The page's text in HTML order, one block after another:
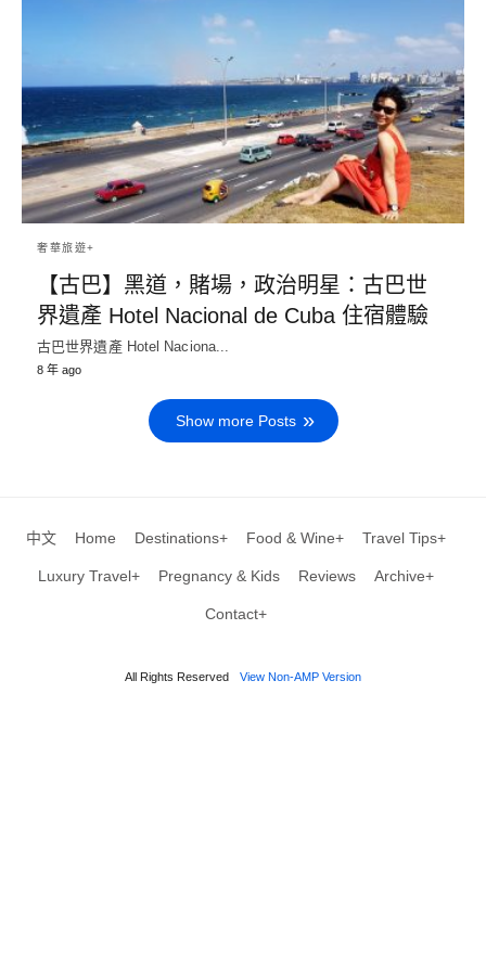
奢華旅遊+
【古巴】黑道，賭場，政治明星：古巴世
界遺產 Hotel Nacional de Cuba 住宿體驗
古巴世界遺產 Hotel Naciona...
8 年 ago
Show more Posts
中文 Home Destinations+ Food & Wine+ Travel Tips+
Luxury Travel+ Pregnancy & Kids Reviews Archive+
Contact+
All Rights Reserved View Non-AMP Version